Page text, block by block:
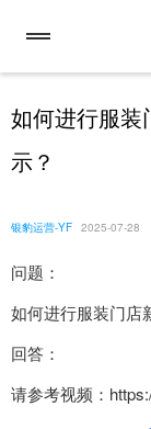
如何进行服装
示？
银豹运营-YF 2025-07-28
问题：
如何进行服装门店
回答：
请参考视频：